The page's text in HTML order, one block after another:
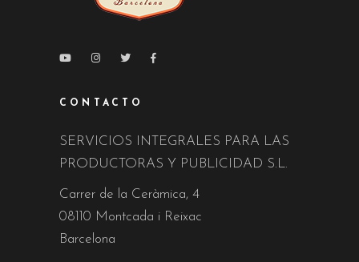
CONTACTO
SERVICIOS INTEGRALES PARA LAS
PRODUCTORAS Y PUBLICIDAD S.L.
Carrer de la Ceràmica, 4
08110 Montcada i Reixac
Barcelona